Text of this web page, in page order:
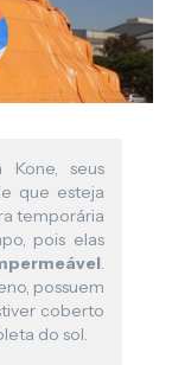
seus
que esteja
temporária
pois elas
.
possuem
coberto
do sol.